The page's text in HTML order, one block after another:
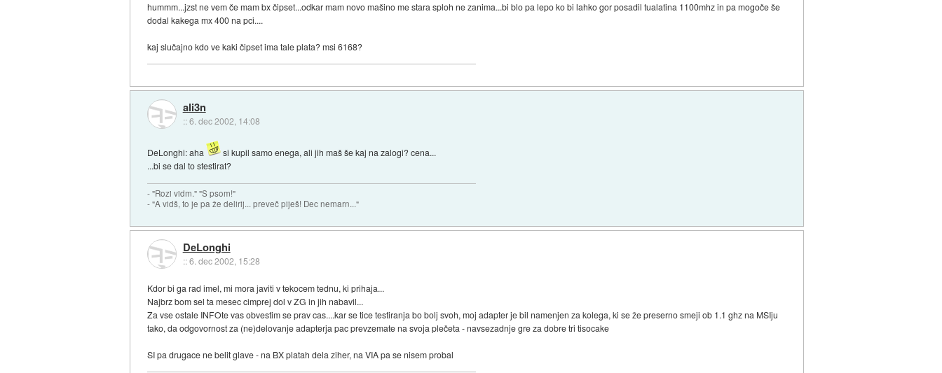
hummm...jzst ne vem če mam bx čipset...odkar mam novo mašino me stara sploh ne zanima...bi blo pa lepo ko bi lahko gor posadil tualatina 1100mhz in pa mogoče še
dodal kakega mx 400 na pci....
kaj slučajno kdo ve kaki čipset ima tale plata? msi 6168?
ali3n
::6. dec 2002, 14:08
DeLonghi: aha
si kupil samo enega, ali jih maš še kaj na zalogi? cena...
...bi se dal to stestirat?
- "Rozi vidm." "S psom!"
- "A vidš, to je pa že delirij... preveč piješ! Dec nemarn..."
DeLonghi
::6. dec 2002, 15:28
Kdor bi ga rad imel, mi mora javiti v tekocem tednu, ki prihaja...
Najbrz bom sel ta mesec cimprej dol v ZG in jih nabavil...
Za vse ostale INFOte vas obvestim se prav cas....kar se tice testiranja bo bolj svoh, moj adapter je bil namenjen za kolega, ki se že preserno smeji ob 1.1 ghz na MSIju
tako, da odgovornost za (ne)delovanje adapterja pac prevzemate na svoja plečeta - navsezadnje gre za dobre tri tisocake
SI pa drugace ne belit glave - na BX platah dela ziher, na VIA pa se nisem probal